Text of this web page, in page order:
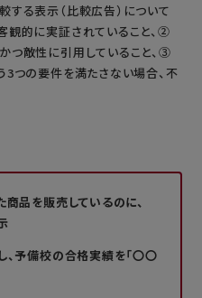
る表示（比較広告）について
的に実証されていること、②
つ敵性に引用していること、③
つの要件を満たさない場合、不
品を販売しているのに、
予備校の合格実績を「〇〇